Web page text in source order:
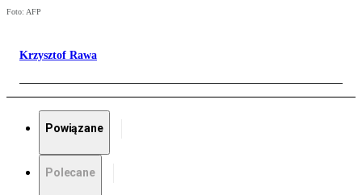
Foto: AFP
Krzysztof Rawa
Powiązane
Polecane